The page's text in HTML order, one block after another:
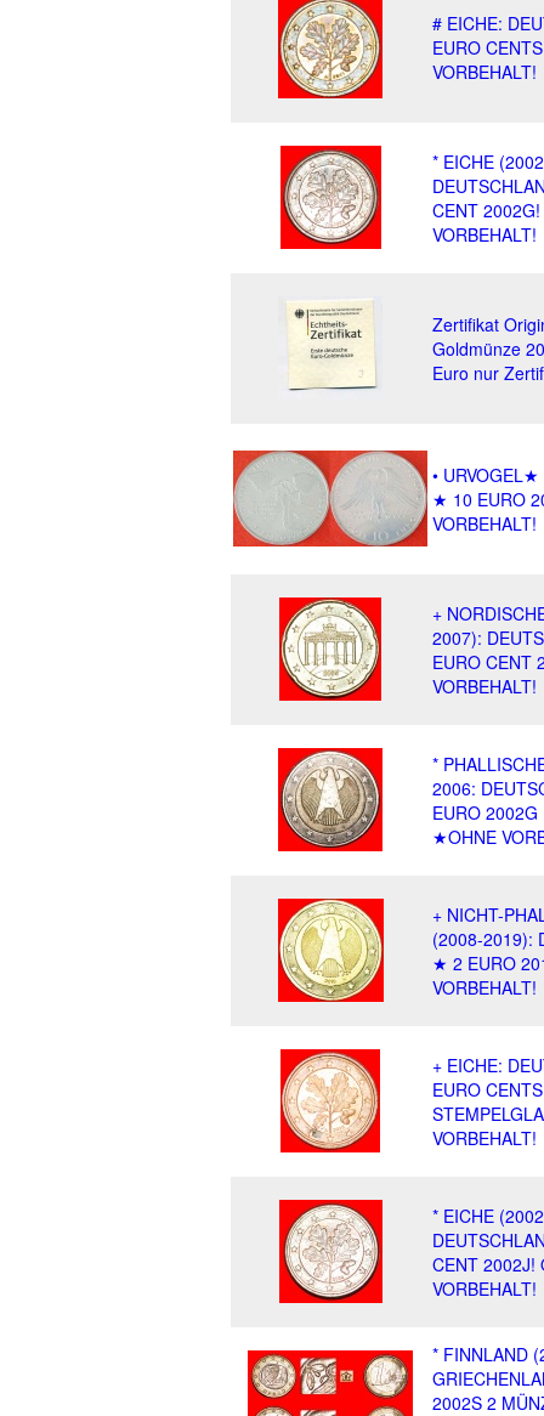
# EICHE:
EURO
VORBEHALT!
* EICHE
CENT
VORBEHALT!
Zertifikat
Goldmünze
Euro nur
•
★ 10 EURO
VORBEHALT!
+
2007):
EURO CENT
VORBEHALT!
*
2006:
EURO 2002G
★OHNE
+ NICHT-
(2008-2019):
★ 2 EURO
VORBEHALT!
+ EICHE:
EURO
VORBEHALT!
* EICHE
CENT 2002J!
VORBEHALT!
* FINNLAND
2002S 2